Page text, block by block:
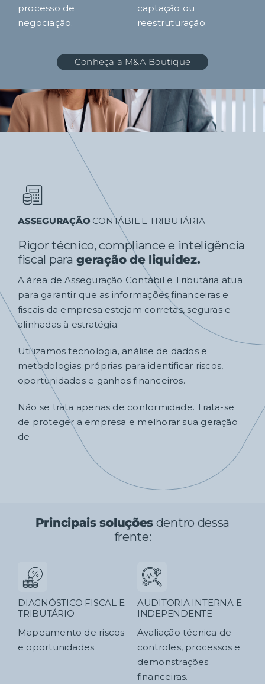
processo de
negociação.
captação ou
reestruturação.
Conheça a M&A Boutique
ASSEGURAÇÃO CONTÁBIL E TRIBUTÁRIA
Rigor técnico, compliance e inteligência
fiscal para geração de liquidez.
A área de Asseguração Contábil e Tributária atua
para garantir que as informações financeiras e
fiscais da empresa estejam corretas, seguras e
alinhadas à estratégia.
Utilizamos tecnologia, análise de dados e
metodologias próprias para identificar riscos,
oportunidades e ganhos financeiros.
Não se trata apenas de conformidade. Trata-se
de proteger a empresa e melhorar sua geração
de
Principais soluções dentro dessa
frente:
DIAGNÓSTICO FISCAL E
TRIBUTÁRIO
Mapeamento de riscos
e oportunidades.
AUDITORIA INTERNA E
INDEPENDENTE
Avaliação técnica de
controles, processos e
demonstrações
financeiras.